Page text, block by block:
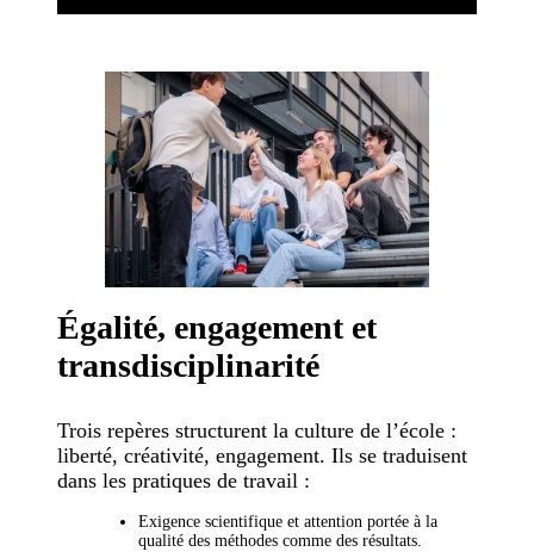
Égalité, engagement et
transdisciplinarité
Trois repères structurent la culture de l’école :
liberté, créativité, engagement. Ils se traduisent
dans les pratiques de travail :
Exigence scientifique et attention portée à la
qualité des méthodes comme des résultats.